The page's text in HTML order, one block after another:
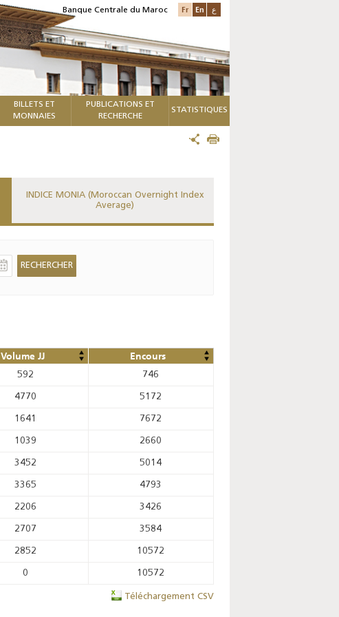
Banque Centrale du Maroc Fr En ع
BILLETS ET
MONNAIES
PUBLICATIONS ET
RECHERCHE
STATISTIQUES
INDICE MONIA (Moroccan Overnight Index
Average)
Volume JJ Encours
592 746
4770 5172
1641 7672
1039 2660
3452 5014
3365 4793
2206 3426
2707 3584
2852 10572
0 10572
Téléchargement CSV